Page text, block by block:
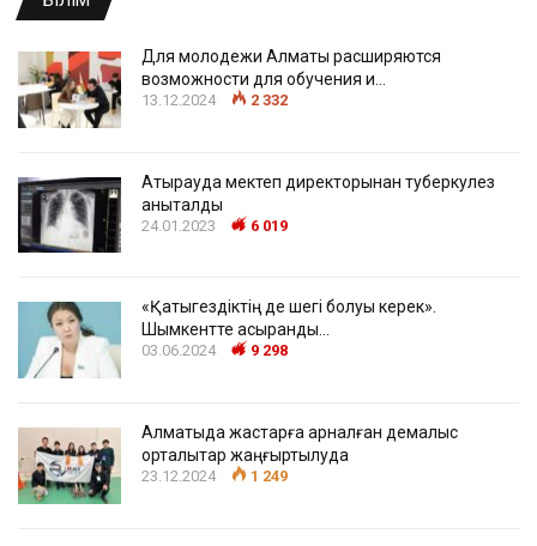
Для молодежи Алматы расширяются
возможности для обучения и…
13.12.2024 2 332
Атырауда мектеп директорынан туберкулез
анықталды
24.01.2023 6 019
«Қатыгездіктің де шегі болуы керек».
Шымкентте асыранды…
03.06.2024 9 298
Алматыда жастарға арналған демалыс
орталықтар жаңғыртылуда
23.12.2024 1 249